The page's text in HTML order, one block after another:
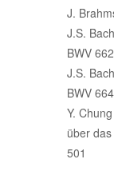
J.
J.S.
BWV 662
J.S.
BWV 664
Y.
über
501